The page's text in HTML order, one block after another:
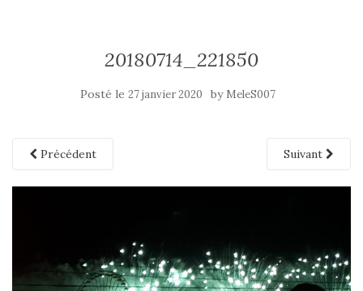
20180714_221850
Posté le 27 janvier 2020 by MeleS007
Précédent Suivant